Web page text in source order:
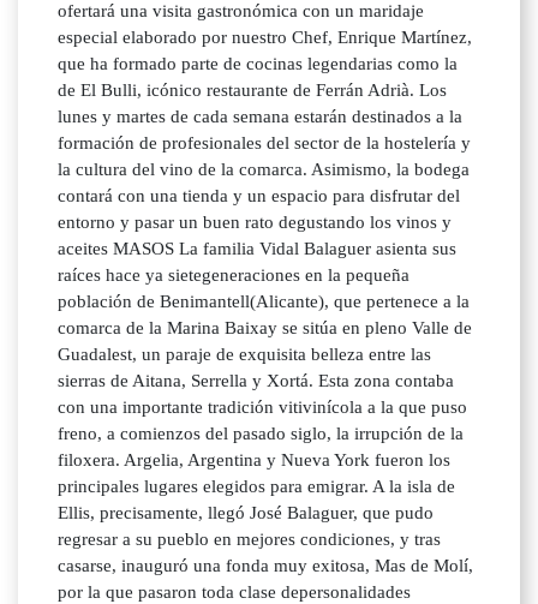
ofertará una visita gastronómica con un maridaje
especial elaborado por nuestro Chef, Enrique Martínez,
que ha formado parte de cocinas legendarias como la
de El Bulli, icónico restaurante de Ferrán Adrià. Los
lunes y martes de cada semana estarán destinados a la
formación de profesionales del sector de la hostelería y
la cultura del vino de la comarca. Asimismo, la bodega
contará con una tienda y un espacio para disfrutar del
entorno y pasar un buen rato degustando los vinos y
aceites MASOS La familia Vidal Balaguer asienta sus
raíces hace ya sietegeneraciones en la pequeña
población de Benimantell(Alicante), que pertenece a la
comarca de la Marina Baixay se sitúa en pleno Valle de
Guadalest, un paraje de exquisita belleza entre las
sierras de Aitana, Serrella y Xortá. Esta zona contaba
con una importante tradición vitivinícola a la que puso
freno, a comienzos del pasado siglo, la irrupción de la
filoxera. Argelia, Argentina y Nueva York fueron los
principales lugares elegidos para emigrar. A la isla de
Ellis, precisamente, llegó José Balaguer, que pudo
regresar a su pueblo en mejores condiciones, y tras
casarse, inauguró una fonda muy exitosa, Mas de Molí,
por la que pasaron toda clase depersonalidades